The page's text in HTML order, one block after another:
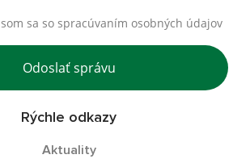
sa so spracúvaním osobných údajov
Odoslať správu
Rýchle odkazy
Aktuality